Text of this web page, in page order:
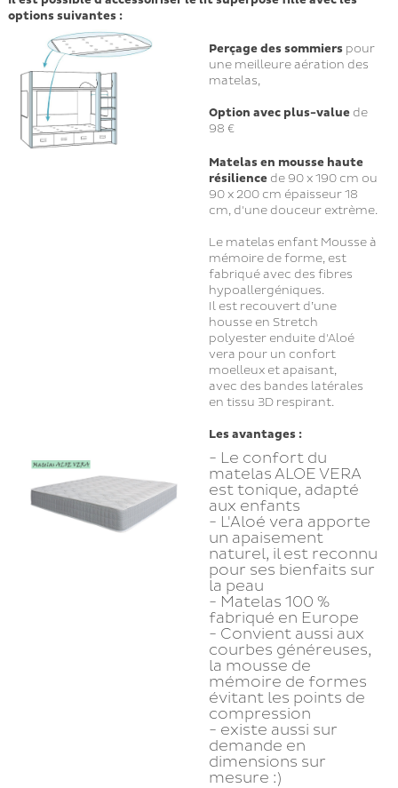
options suivantes :
Perçage des sommiers pour
une meilleure aération des
matelas,
Option avec plus-valuede
98 €
Matelas en moussehaute
résiliencede 90 x 190 cm ou
90 x 200 cm épaisseur 18
cm, d'une douceur extrème.
Le matelas enfant Mousse à
mémoire de forme, est
fabriqué avec des fibres
hypoallergéniques.
Il est recouvert d’une
housse en Stretch
polyester enduite d'Aloé
vera pour un confort
moelleux et apaisant,
avec des bandes latérales
en tissu 3D respirant.
Les avantages :
- Le confort du
matelas ALOE VERA
est tonique, adapté
aux enfants
- L'Aloé vera apporte
un apaisement
naturel, il est reconnu
pour ses bienfaits sur
la peau
- Matelas 100 %
fabriqué en Europe
- Convient aussi aux
courbes généreuses,
la mousse de
mémoire de formes
évitant les points de
compression
- existe aussi sur
demande en
dimensions sur
mesure :)